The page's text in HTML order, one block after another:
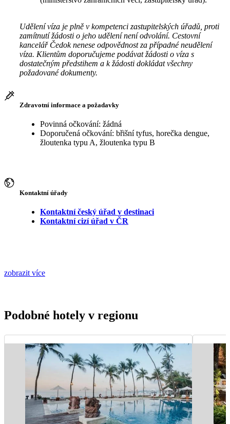
Udělení víza je plně v kompetenci zastupitelských úřadů, proti
zamítnutí žádosti o jeho udělení není odvolání. Cestovní
kancelář Čedok nenese odpovědnost za případné neudělení
víza. Klientům doporučujeme podávat žádosti o víza s
dostatečným předstihem a k žádosti dokládat všechny
požadované dokumenty.
Zdravotní informace a požadavky
Povinná očkování: žádná
Doporučená očkování: břišní tyfus, horečka dengue,
žloutenka typu A, žloutenka typu B
Kontaktní úřady
Kontaktní český úřad v destinaci
Kontaktní cizí úřad v ČR
zobrazit více
Podobné hotely v regionu